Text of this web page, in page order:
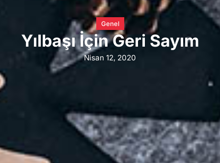
Genel
Yılbaşı İçin Geri Sayım
Nisan 12, 2020